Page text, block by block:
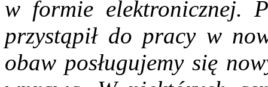
w formie elektronicznej.
przystąpił do pracy w
obaw posługujemy się